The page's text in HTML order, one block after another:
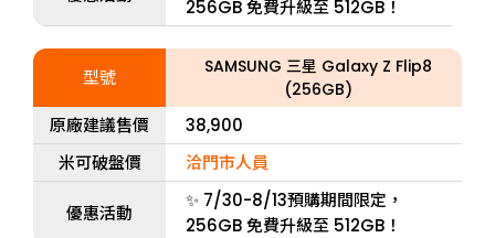
256GB 免費升級至 512GB！
型號
SAMSUNG 三星 Galaxy Z Flip8
(256GB)
原廠建議售價
38,900
米可破盤價
洽門市人員
優惠活動
✨ 7/30-8/13預購期間限定，
256GB 免費升級至 512GB！